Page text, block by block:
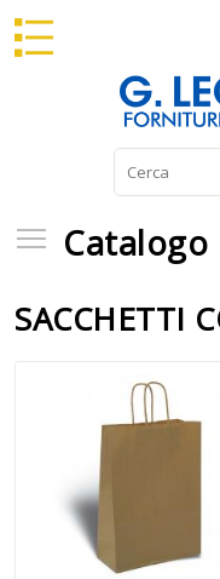
Catalogo
Catalogo
SACCHETTI